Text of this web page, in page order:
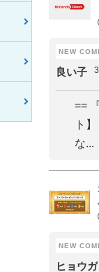
良い子
==
ト
な...
ヒョウガ